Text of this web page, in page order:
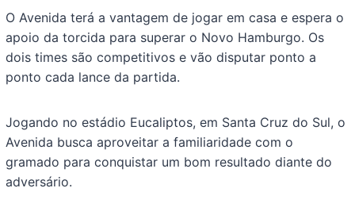
O Avenida terá a vantagem de jogar em casa e espera o
apoio da torcida para superar o Novo Hamburgo. Os
dois times são competitivos e vão disputar ponto a
ponto cada lance da partida.
Jogando no estádio Eucaliptos, em Santa Cruz do Sul, o
Avenida busca aproveitar a familiaridade com o
gramado para conquistar um bom resultado diante do
adversário.